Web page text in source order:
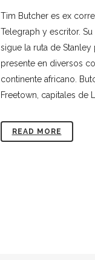
Tim Butcher es ex
Telegraph y escritor.
sigue la ruta de
presente en diversos
continente africano.
Freetown, capitales de
READ MORE